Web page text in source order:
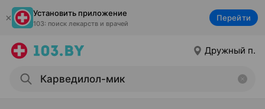
Установить приложение
103: поиск лекарств и врачей
Перейти
Дружный п.